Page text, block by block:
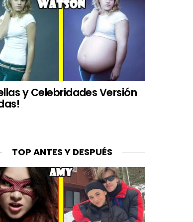
y Celebridades Versión
TOP ANTES Y DESPUÉS